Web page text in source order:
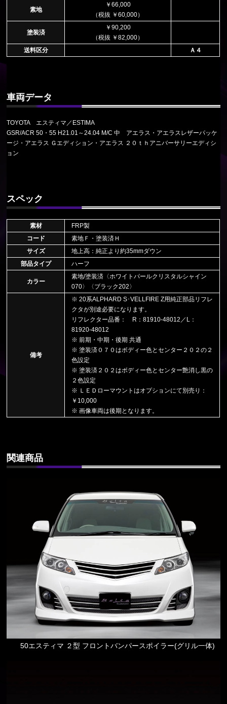
素地
￥66,000
（税抜 ￥60,000）
塗装済
￥90,200
（税抜 ￥82,000）
送料区分
Ａ４
車両データ
TOYOTA エスティマ／ESTIMA
GSR/ACR 50・55 H21.01～24.04 M/C 中 アエラス・アエラスレザーパッケ
ージ・アエラス Ｇエディション・アエラス ２０ｔｈアニバーサリーエディシ
ョン
スペック
素材
FRP製
コード
素地Ｆ・塗装済Ｈ
サイズ
地上高：純正より約35mmダウン
部品タイプ
ハーフ
カラー
素地/塗装済〈ホワイトパールクリスタルシャイン
070〉〈ブラック202〉
備考
※ 20系ALPHARD S･VELLFIRE Z用純正部品リフレ
クタが別途必要になります。
リフレクター品番： R：81910-48012／L：
81920-48012
※ 前期・中期・後期 共通
※ 塗装済０７０はボディー色とセンター２０２の２
色設定
※ 塗装済２０２はボディー色とセンター艶消し黒の
２色設定
※ ＬＥＤローマウントはオプションにて別売り：
￥10,000
※ 画像車両は後期となります。
関連商品
50エスティマ ２型 フロントバンパースポイラー(グリル一体)